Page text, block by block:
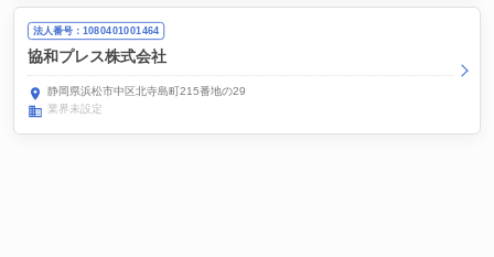
法人番号：1080401001464
協和プレス株式会社
静岡県浜松市中区北寺島町215番地の29
業界未設定